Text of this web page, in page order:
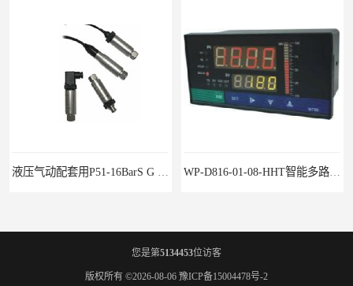
您是第5134453位访客
版权所有 ©2026-08-06 豫ICP备15004478号-2